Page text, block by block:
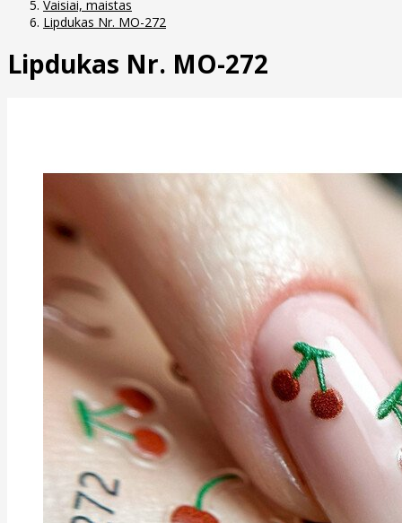
Vaisiai, maistas
Lipdukas Nr. MO-272
Lipdukas Nr. MO-272